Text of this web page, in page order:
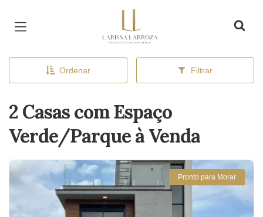
Ordenar Filtrar
2 Casas com Espaço
Verde/Parque à Venda
Pronto para Morar